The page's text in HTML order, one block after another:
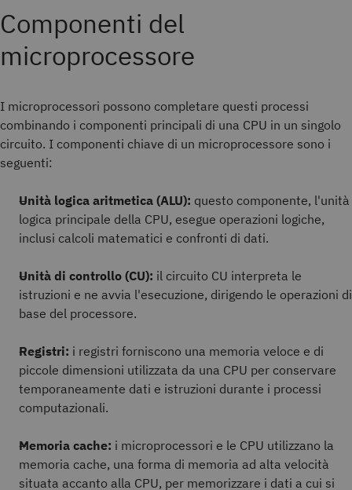
Componenti del
microprocessore
I microprocessori possono completare questi processi
combinando i componenti principali di una CPU in un singolo
circuito. I componenti chiave di un microprocessore sono i
seguenti:
Unità logica aritmetica (ALU): questo componente, l'unità
logica principale della CPU, esegue operazioni logiche,
inclusi calcoli matematici e confronti di dati.
Unità di controllo (CU): il circuito CU interpreta le
istruzioni e ne avvia l'esecuzione, dirigendo le operazioni di
base del processore.
Registri: i registri forniscono una memoria veloce e di
piccole dimensioni utilizzata da una CPU per conservare
temporaneamente dati e istruzioni durante i processi
computazionali.
Memoria cache: i microprocessori e le CPU utilizzano la
memoria cache, una forma di memoria ad alta velocità
situata accanto alla CPU, per memorizzare i dati a cui si